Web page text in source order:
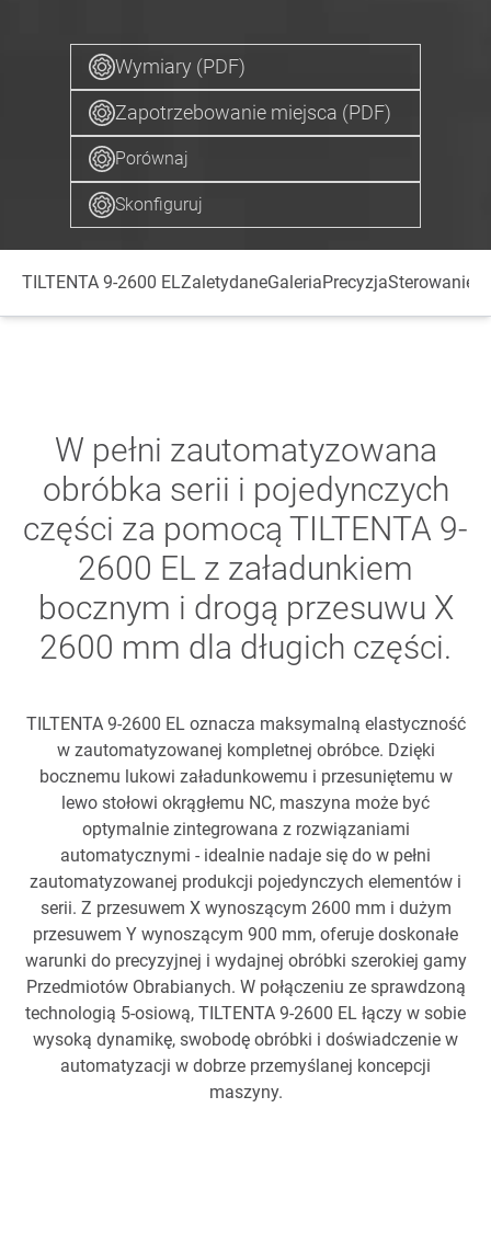
Wymiary (PDF)
Zapotrzebowanie miejsca (PDF)
Porównaj
Skonfiguruj
TILTENTA 9-2600 ELZaletydaneGaleriaPrecyzjaSterowanie
W pełni zautomatyzowana
obróbka serii i pojedynczych
części za pomocą TILTENTA 9-
2600 EL z załadunkiem
bocznym i drogą przesuwu X
2600 mm dla długich części.
TILTENTA 9-2600 EL oznacza maksymalną elastyczność
w zautomatyzowanej kompletnej obróbce. Dzięki
bocznemu lukowi załadunkowemu i przesuniętemu w
lewo stołowi okrągłemu NC, maszyna może być
optymalnie zintegrowana z rozwiązaniami
automatycznymi - idealnie nadaje się do w pełni
zautomatyzowanej produkcji pojedynczych elementów i
serii. Z przesuwem X wynoszącym 2600 mm i dużym
przesuwem Y wynoszącym 900 mm, oferuje doskonałe
warunki do precyzyjnej i wydajnej obróbki szerokiej gamy
Przedmiotów Obrabianych. W połączeniu ze sprawdzoną
technologią 5-osiową, TILTENTA 9-2600 EL łączy w sobie
wysoką dynamikę, swobodę obróbki i doświadczenie w
automatyzacji w dobrze przemyślanej koncepcji
maszyny.